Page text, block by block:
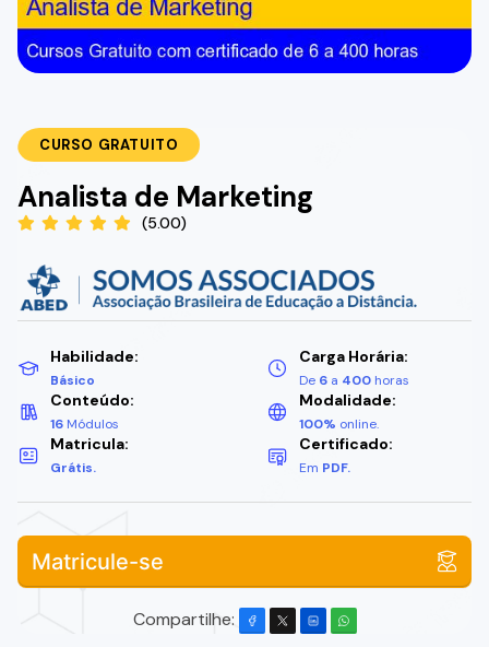
CURSO GRATUITO
Analista de Marketing
(5.00)
Habilidade:
Básico
Carga Horária:
De 6 a 400 horas
Conteúdo:
16 Módulos
Modalidade:
100% online.
Matricula:
Grátis.
Certificado:
Em PDF.
Matricule-se
Compartilhe: